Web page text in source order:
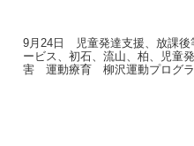
9月24日 児童発達支援、放課後
ービス、初石、流山、柏、児童
害 運動療育 柳沢運動プログ